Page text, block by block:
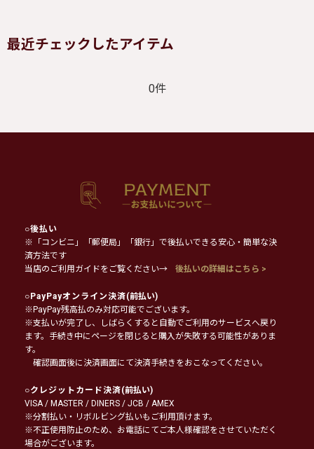
最近チェックしたアイテム
0件
○後払い
※「コンビニ」「郵便局」「銀行」で後払いできる安心・簡単な決
済方法です
当店のご利用ガイドをご覧ください→
後払いの詳細はこちら >
○PayPayオンライン決済(前払い)
※PayPay残高払のみ対応可能でございます。
※支払いが完了し、しばらくすると自動でご利用のサービスへ戻り
ます。手続き中にページを閉じると購入が失敗する可能性がありま
す。
確認画面後に決済画面にて決済手続きをおこなってください。
○クレジットカード決済(前払い)
VISA / MASTER / DINERS / JCB / AMEX
※分割払い・リボルビング払いもご利用頂けます。
※不正使用防止のため、お電話にてご本人様確認をさせていただく
場合がございます。